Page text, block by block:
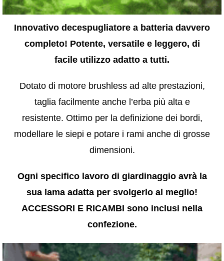
Innovativo decespugliatore a batteria davvero
completo! Potente, versatile e leggero, di
facile utilizzo adatto a tutti.
Dotato di motore brushless ad alte prestazioni,
taglia facilmente anche l’erba più alta e
resistente. Ottimo per la definizione dei bordi,
modellare le siepi e potare i rami anche di grosse
dimensioni.
Ogni specifico lavoro di giardinaggio avrà la
sua lama adatta per svolgerlo al meglio!
ACCESSORI E RICAMBI sono inclusi nella
confezione.